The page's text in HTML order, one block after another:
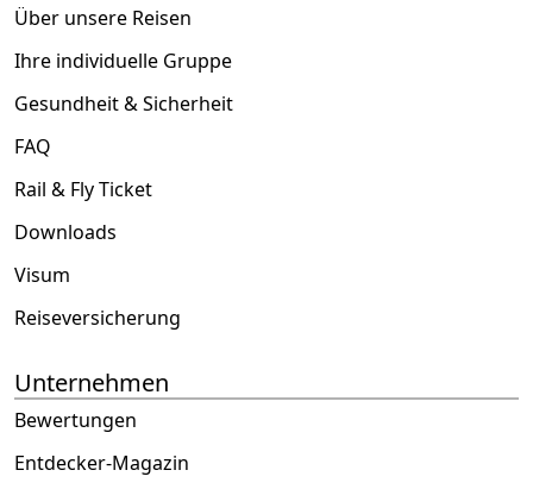
Über unsere Reisen
Ihre individuelle Gruppe
Gesundheit & Sicherheit
FAQ
Rail & Fly Ticket
Downloads
Visum
Reiseversicherung
Unternehmen
Bewertungen
Entdecker-Magazin